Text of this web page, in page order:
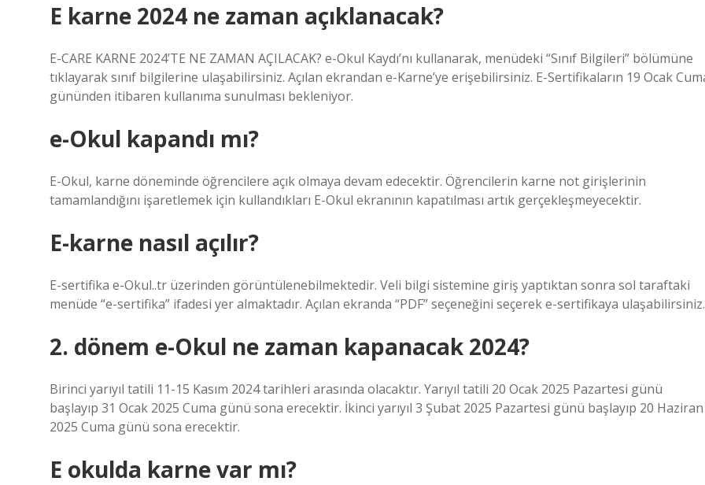
E karne 2024 ne zaman açıklanacak?
E-CARE KARNE 2024’TE NE ZAMAN AÇILACAK? e-Okul Kaydı’nı kullanarak, menüdeki “Sınıf Bilgileri” bölümüne
tıklayarak sınıf bilgilerine ulaşabilirsiniz. Açılan ekrandan e-Karne’ye erişebilirsiniz. E-Sertifikaların 19 Ocak
gününden itibaren kullanıma sunulması bekleniyor.
e-Okul kapandı mı?
E-Okul, karne döneminde öğrencilere açık olmaya devam edecektir. Öğrencilerin karne not girişlerinin
tamamlandığını işaretlemek için kullandıkları E-Okul ekranının kapatılması artık gerçekleşmeyecektir.
E-karne nasıl açılır?
E-sertifika e-Okul..tr üzerinden görüntülenebilmektedir. Veli bilgi sistemine giriş yaptıktan sonra sol taraftaki
menüde “e-sertifika” ifadesi yer almaktadır. Açılan ekranda “PDF” seçeneğini seçerek e-sertifikaya ulaşabilirsiniz.
2. dönem e-Okul ne zaman kapanacak 2024?
Birinci yarıyıl tatili 11-15 Kasım 2024 tarihleri ​​arasında olacaktır. Yarıyıl tatili 20 Ocak 2025 Pazartesi günü
başlayıp 31 Ocak 2025 Cuma günü sona erecektir. İkinci yarıyıl 3 Şubat 2025 Pazartesi günü başlayıp 20 Haziran
2025 Cuma günü sona erecektir.
E okulda karne var mı?